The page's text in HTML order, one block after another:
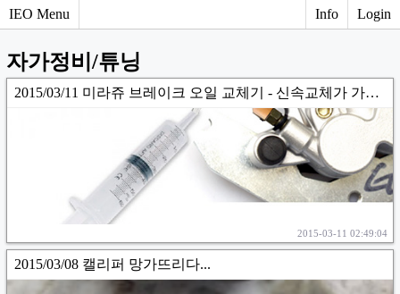
IEO Menu Info Login
자가정비/튜닝
2015/03/11 미라쥬 브레이크 오일 교체기 - 신속교체가 가능했다!!
2015-03-11 02:49:04
2015/03/08 캘리퍼 망가뜨리다...